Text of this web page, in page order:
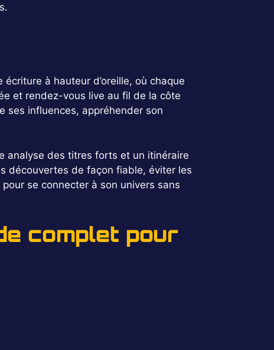
écriture à hauteur d’oreille, où chaque
et rendez-vous live au fil de la côte
ses influences, appréhender son
analyse des titres forts et un itinéraire
découvertes de façon fiable, éviter les
se connecter à son univers sans
complet pour